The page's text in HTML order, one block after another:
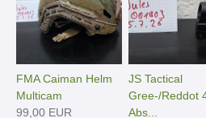
FMA Caiman Helm
Multicam
99,00 EUR
JS Tactical
Gree-/Reddot
Abs...